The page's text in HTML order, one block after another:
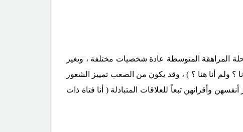
المراهقة المتوسطة عادة شخصيات مختلفة ، ويغير
؟ ولم أنا هنا ؟ ) ، وقد يكون من الصعب تمييز الشعور
وأقرانهن تبعاً للعلاقات المتبادلة ( أنا فتاة ذات